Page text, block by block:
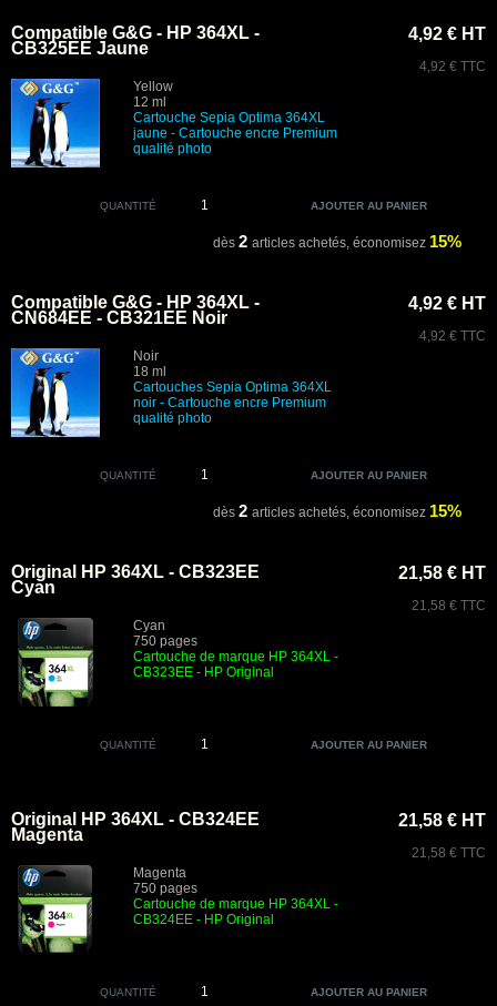
Compatible G&G - HP 364XL -
CB325EE Jaune
Yellow
12 ml
Cartouche Sepia Optima 364XL
jaune - Cartouche encre Premium
qualité photo
4,92 € HT
4,92 € TTC
QUANTITÉ
dès 2 articles achetés, économisez 15%
Compatible G&G - HP 364XL -
CN684EE - CB321EE Noir
Noir
18 ml
Cartouches Sepia Optima 364XL
noir - Cartouche encre Premium
qualité photo
4,92 € HT
4,92 € TTC
QUANTITÉ
dès 2 articles achetés, économisez 15%
Original HP 364XL - CB323EE
Cyan
Cyan
750 pages
Cartouche de marque HP 364XL -
CB323EE - HP Original
21,58 € HT
21,58 € TTC
QUANTITÉ
Original HP 364XL - CB324EE
Magenta
Magenta
750 pages
Cartouche de marque HP 364XL -
CB324EE - HP Original
21,58 € HT
21,58 € TTC
QUANTITÉ